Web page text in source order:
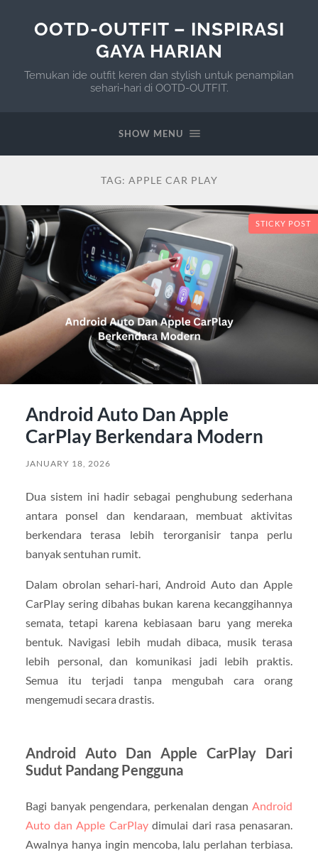
OOTD-OUTFIT – INSPIRASI
GAYA HARIAN
Temukan ide outfit keren dan stylish untuk penampilan
sehari-hari di OOTD-OUTFIT.
SHOW MENU
TAG: APPLE CAR PLAY
STICKY POST
Android Auto Dan Apple
CarPlay Berkendara Modern
JANUARY 18, 2026
Dua sistem ini hadir sebagai penghubung sederhana
antara ponsel dan kendaraan, membuat aktivitas
berkendara terasa lebih terorganisir tanpa perlu
banyak sentuhan rumit.
Dalam obrolan sehari-hari, Android Auto dan Apple
CarPlay sering dibahas bukan karena kecanggihannya
semata, tetapi karena kebiasaan baru yang mereka
bentuk. Navigasi lebih mudah dibaca, musik terasa
lebih personal, dan komunikasi jadi lebih praktis.
Semua itu terjadi tanpa mengubah cara orang
mengemudi secara drastis.
Android Auto Dan Apple CarPlay Dari
Sudut Pandang Pengguna
Bagi banyak pengendara, perkenalan dengan Android
Auto dan Apple CarPlaydimulai dari rasa penasaran.
Awalnya hanya ingin mencoba, lalu perlahan terbiasa.